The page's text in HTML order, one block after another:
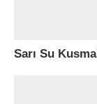
Sarı Su